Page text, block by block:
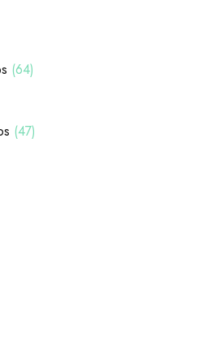
64
47